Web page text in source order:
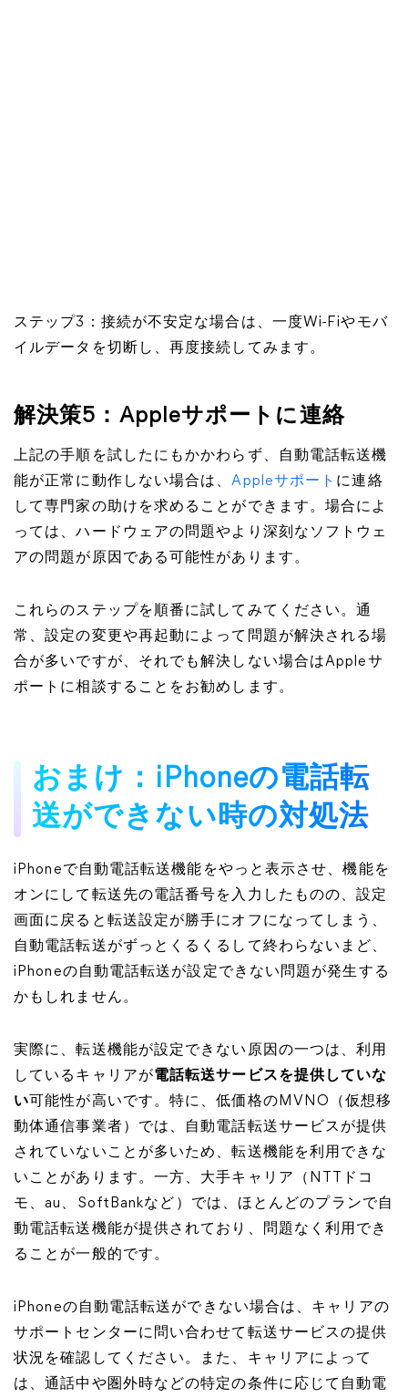
ステップ3：接続が不安定な場合は、一度Wi-Fiやモバ
イルデータを切断し、再度接続してみます。
解決策5：Appleサポートに連絡
上記の手順を試したにもかかわらず、自動電話転送機
能が正常に動作しない場合は、Appleサポート に連絡
して専門家の助けを求めることができます。場合によ
っては、ハードウェアの問題やより深刻なソフトウェ
アの問題が原因である可能性があります。
これらのステップを順番に試してみてください。通
常、設定の変更や再起動によって問題が解決される場
合が多いですが、それでも解決しない場合はAppleサ
ポートに相談することをお勧めします。
おまけ：iPhoneの電話転
送ができない時の対処法
iPhoneで自動電話転送機能をやっと表示させ、機能を
オンにして転送先の電話番号を入力したものの、設定
画面に戻ると転送設定が勝手にオフになってしまう、
自動電話転送がずっとくるくるして終わらないまど、
iPhoneの自動電話転送が設定できない問題が発生する
かもしれません。
実際に、転送機能が設定できない原因の一つは、利用
しているキャリアが電話転送サービスを提供していな
い可能性が高いです。特に、低価格のMVNO（仮想移
動体通信事業者）では、自動電話転送サービスが提供
されていないことが多いため、転送機能を利用できな
いことがあります。一方、大手キャリア（NTTドコ
モ、au、SoftBankなど）では、ほとんどのプランで自
動電話転送機能が提供されており、問題なく利用でき
ることが一般的です。
iPhoneの自動電話転送ができない場合は、キャリアの
サポートセンターに問い合わせて転送サービスの提供
状況を確認してください。また、キャリアによって
は、通話中や圏外時などの特定の条件に応じて自動電